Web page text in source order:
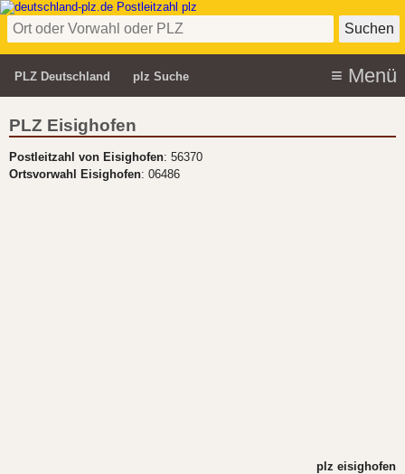
PLZ Deutschland plz Suche
PLZ Eisighofen
Postleitzahl von Eisighofen: 56370
Ortsvorwahl Eisighofen: 06486
plz eisighofen